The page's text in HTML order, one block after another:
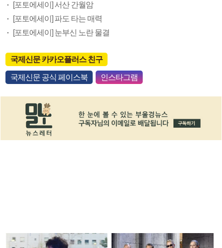
[포토에세이] 서산 간월암
[포토에세이] 파도 타는 매력
[포토에세이] 눈부신 노란 물결
국제신문 카카오플러스 친구
국제신문 공식 페이스북 인스타그램